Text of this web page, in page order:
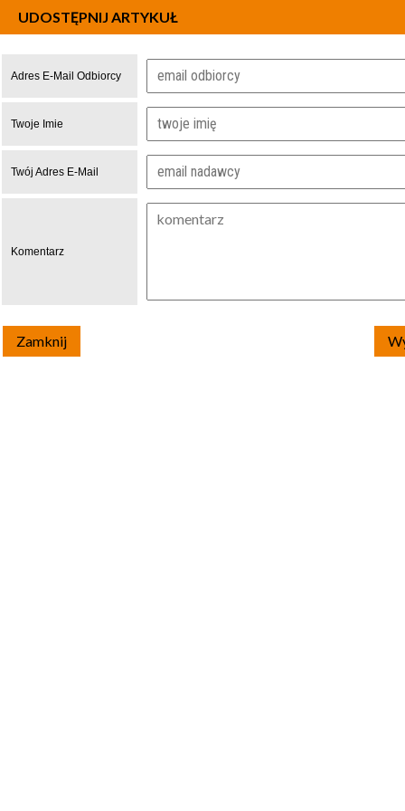
UDOSTĘPNIJ ARTYKUŁ
Adres E-Mail Odbiorcy
Twoje Imie
Twój Adres E-Mail
Komentarz